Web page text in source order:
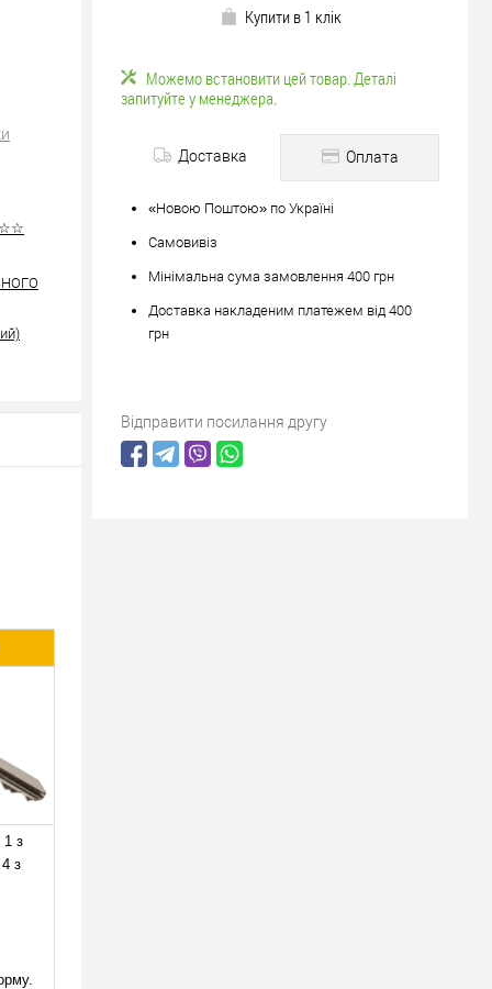
1 з
4 з
Купити в 1 клік
Можемо встановити цей товар. Деталі
запитуйте у менеджера.
Доставка Оплата
«Новою Поштою» по Україні
Самовивіз
Мінімальна сума замовлення 400 грн
Доставка накладеним платежем від 400
грн
Відправити посилання другу